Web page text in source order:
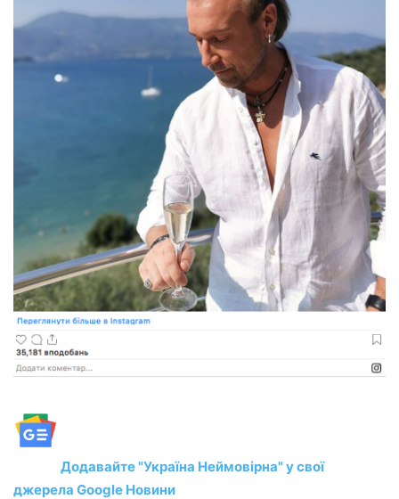
Додавайте "Україна Неймовірна" у свої
джерела Google Новини